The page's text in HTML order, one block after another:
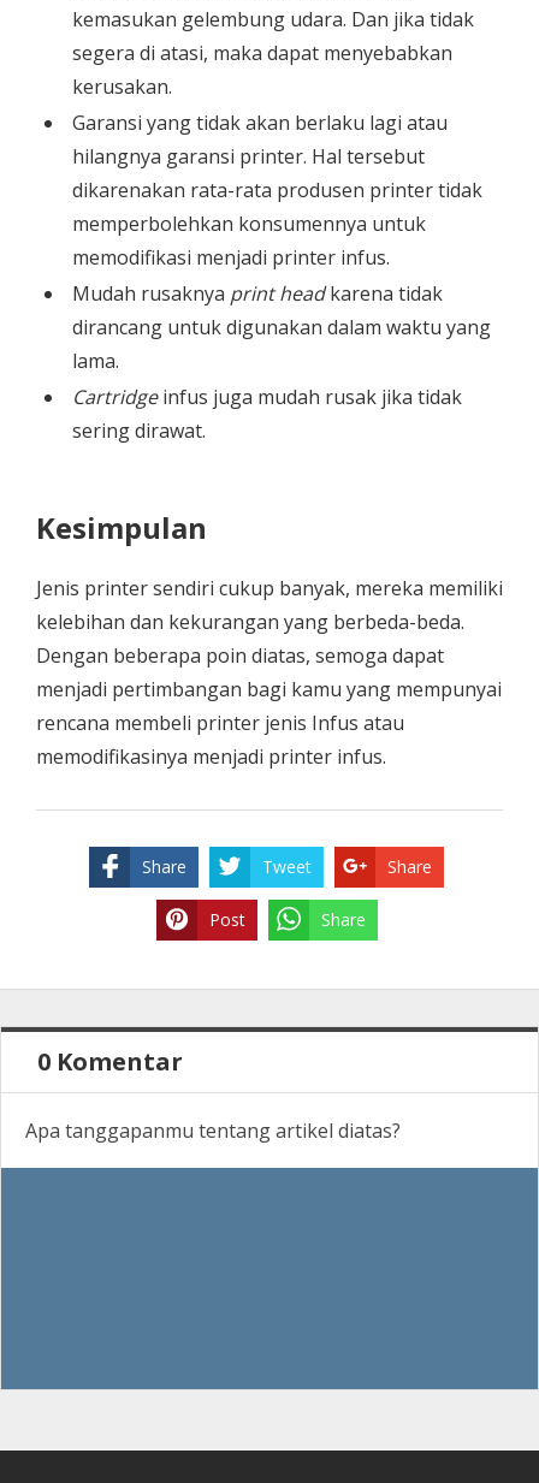
kemasukan gelembung udara. Dan jika tidak
segera di atasi, maka dapat menyebabkan
kerusakan.
Garansi yang tidak akan berlaku lagi atau
hilangnya garansi printer. Hal tersebut
dikarenakan rata-rata produsen printer tidak
memperbolehkan konsumennya untuk
memodifikasi menjadi printer infus.
Mudah rusaknya print headkarena tidak
dirancang untuk digunakan dalam waktu yang
lama.
Cartridgeinfus juga mudah rusak jika tidak
sering dirawat.
Kesimpulan
Jenis printer sendiri cukup banyak, mereka memiliki
kelebihan dan kekurangan yang berbeda-beda.
Dengan beberapa poin diatas, semoga dapat
menjadi pertimbangan bagi kamu yang mempunyai
rencana membeli printer jenis Infus atau
memodifikasinya menjadi printer infus.
Share Tweet Share
Post Share
0 Komentar
Apa tanggapanmu tentang artikel diatas?